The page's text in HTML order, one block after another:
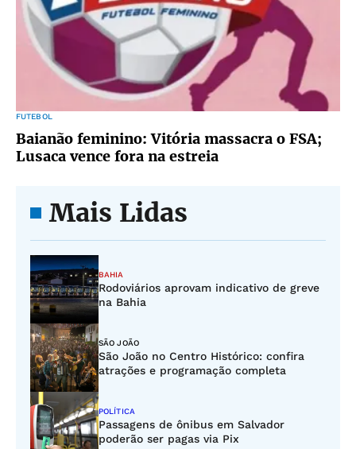
FUTEBOL
Baianão feminino: Vitória massacra o FSA;
Lusaca vence fora na estreia
Mais Lidas
BAHIA
Rodoviários aprovam indicativo de greve
na Bahia
SÃO JOÃO
São João no Centro Histórico: confira
atrações e programação completa
POLÍTICA
Passagens de ônibus em Salvador
poderão ser pagas via Pix